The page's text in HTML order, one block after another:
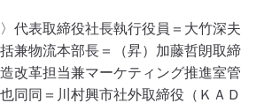
〉代表取締役社長執行役員＝大竹深夫
兼物流本部長＝（昇）加藤哲朗取締
改革担当兼マーケティング推進室管
同同＝川村興市社外取締役（ＫＡＤ